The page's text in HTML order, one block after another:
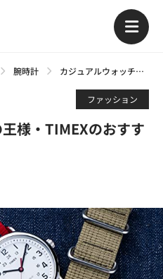
腕時計 カジュアルウォッチの王様・TIMEXのおすすめモデル5選
ファッション
様・TIMEXのおすす